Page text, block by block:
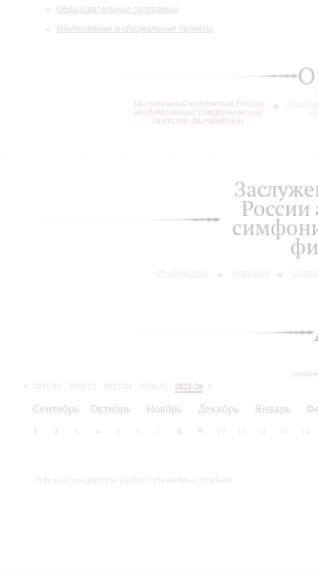
Образовательные программы
Инклюзивные и специальные проекты
Заслуженный коллектив России
академический симфонический
оркестр филармонии
Об оркестре История
2021/22 2022/23 2023/24 2024/25
2025/26
Сентябрь Октябрь Ноябрь Декабрь Январь
1 2 3 4 5 6 7 8 9 10 12 13 14
Афиша концертов будет объявлена позднее